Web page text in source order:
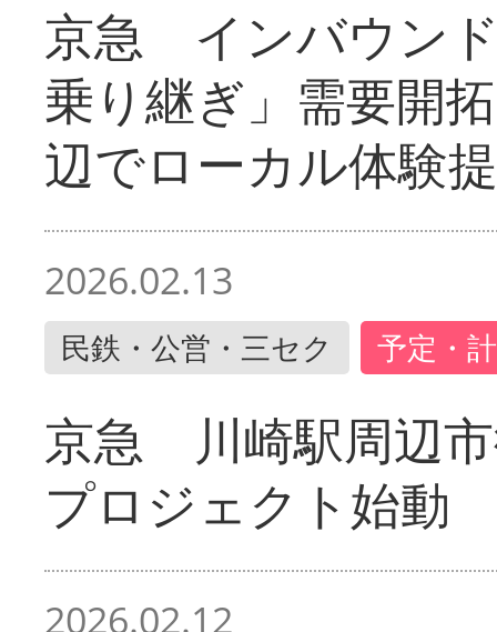
京急 インバウン
乗り継ぎ」需要開
辺でローカル体験
2026.02.13
民鉄・公営・三セク 予定・
京急 川崎駅周辺
プロジェクト始動
2026.02.12